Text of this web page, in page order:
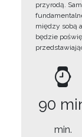
przyrodą.
między sobą
będzie
90
min.